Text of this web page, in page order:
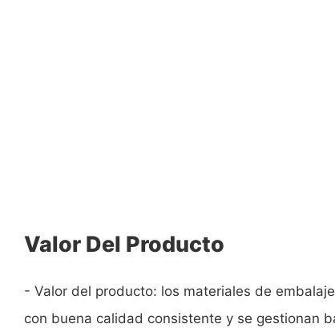
Valor Del Producto
- Valor del producto: los materiales de
con buena calidad consistente y se gestionan